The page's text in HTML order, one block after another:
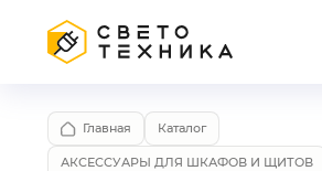
Главная Каталог
АКСЕССУАРЫ ДЛЯ ШКАФОВ И ЩИТОВ